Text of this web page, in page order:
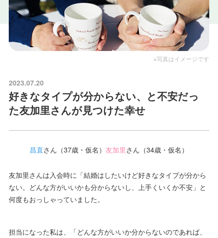
※写真はイメージです
2023.07.20
好きなタイプが分からない、と不安だっ
た友加里さんが見つけた幸せ
昌直さん（37歳・仮名） 友加里さん（34歳・仮名）
友加里さんは入会時に「結婚はしたいけど好きなタイプが分から
ない。どんな方がいいかも分からないし、上手くいくか不安」と
何度もおっしゃっていました。
担当になった私は、「どんな方がいいか分からないのであれば、